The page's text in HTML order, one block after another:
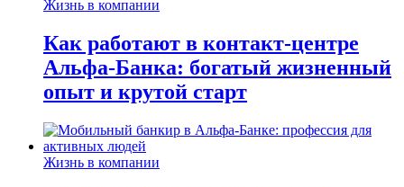
Жизнь в компании
Как работают в контакт-центре
Альфа-Банка: богатый жизненный
опыт и крутой старт
Жизнь в компании